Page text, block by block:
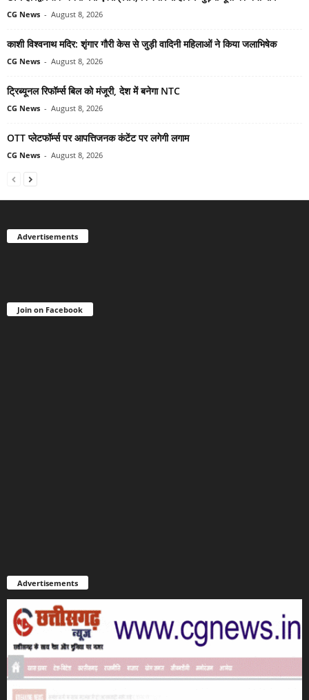
CG News - August 8, 2026
काशी विश्वनाथ मदिर: शृंगार गौरी केस से जुड़ी वादिनी महिलाओं ने किया जलाभिषेक
CG News - August 8, 2026
ट्रिब्यूनल रिफॉर्म्स बिल को मंजूरी, देश में बनेगा NTC
CG News - August 8, 2026
OTT प्लेटफॉर्म्स पर आपत्तिजनक कंटेंट पर लगेगी लगाम
CG News - August 8, 2026
Advertisements
Join on Facebook
Advertisements